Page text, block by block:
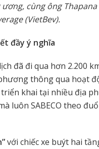
cùng ông
(VietBev).
đầy ý nghĩa
đã đi qua hơn 2.200
thông qua hoạt
khai tại nhiều địa
luôn SABECO theo
với chiếc xe buýt hai